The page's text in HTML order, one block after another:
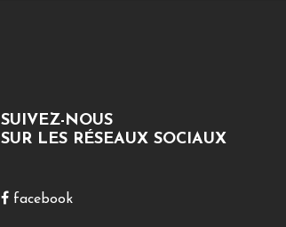
SUIVEZ-NOUS
SUR LES RÉSEAUX SOCIAUX
facebook